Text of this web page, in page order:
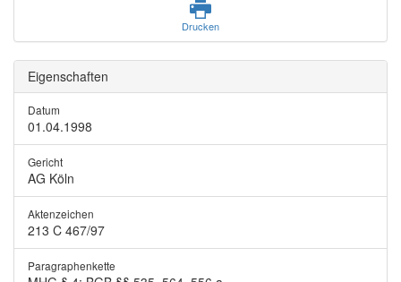
Drucken
Eigenschaften
Datum
01.04.1998
Gericht
AG Köln
Aktenzeichen
213 C 467/97
Paragraphenkette